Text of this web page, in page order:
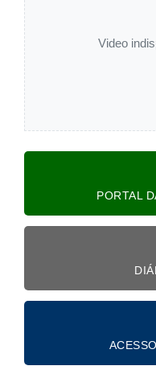
Video
PORTAL